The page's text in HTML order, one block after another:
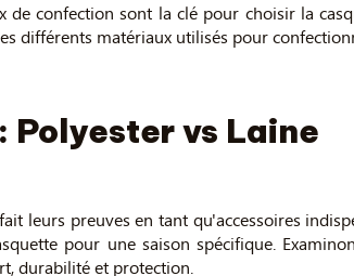
confection sont la clé pour choisir la
différents matériaux utilisés pour
Polyester vs Laine
leurs preuves en tant qu'accessoires
pour une saison spécifique.
durabilité et protection.